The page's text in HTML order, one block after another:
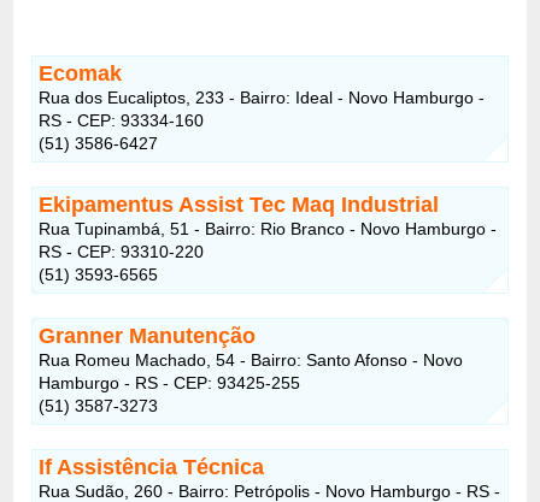
Ecomak
Rua dos Eucaliptos, 233 - Bairro: Ideal - Novo Hamburgo -
RS - CEP: 93334-160
(51) 3586-6427
Ekipamentus Assist Tec Maq Industrial
Rua Tupinambá, 51 - Bairro: Rio Branco - Novo Hamburgo -
RS - CEP: 93310-220
(51) 3593-6565
Granner Manutenção
Rua Romeu Machado, 54 - Bairro: Santo Afonso - Novo
Hamburgo - RS - CEP: 93425-255
(51) 3587-3273
If Assistência Técnica
Rua Sudão, 260 - Bairro: Petrópolis - Novo Hamburgo - RS -